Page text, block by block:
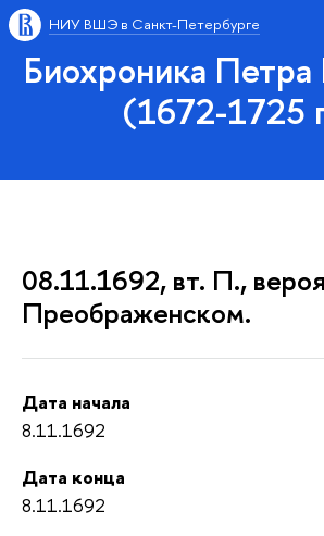
НИУ ВШЭ в Санкт-Петербурге
Биохроника Петра
(1672-1725
08.11.1692, вт. П.,
Преображенском.
Дата начала
8.11.1692
Дата конца
8.11.1692